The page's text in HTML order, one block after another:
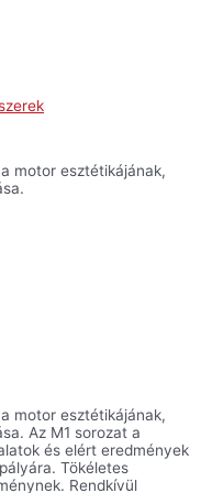
motor esztétikájának,
motor esztétikájának,
Az M1 sorozat a
és elért eredmények
Tökéletes
Rendkívül